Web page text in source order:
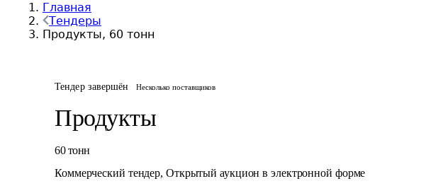
Главная
Тендеры
Продукты, 60 тонн
Тендер завершён Несколько поставщиков
Продукты
60 тонн
Коммерческий тендер, Открытый аукцион в электронной форме